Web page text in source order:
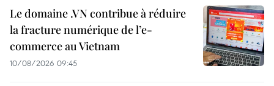
Le domaine .VN contribue à réduire
la fracture numérique de l’e-
commerce au Vietnam
10/08/2026 09:45